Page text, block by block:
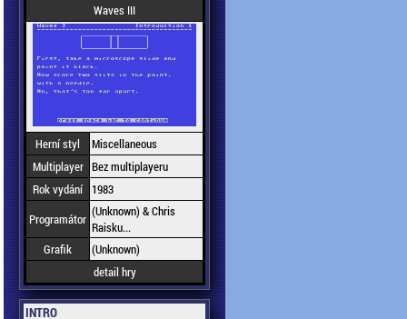
Waves III
Herní styl
Miscellaneous
Multiplayer Bez multiplayeru
Rok vydání
1983
Programátor (Unknown) & Chris
Raisku...
Grafik
(Unknown)
detail hry
INTRO